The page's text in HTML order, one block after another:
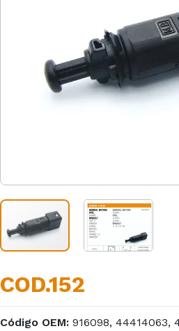
COD.152
Código OEM: 916098, 44414063,